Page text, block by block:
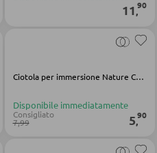
11,90
Ciotola per immersione Nature Collection Gres Dark Denim
Disponibile immediatamente
Consigliato
7,99 5,90